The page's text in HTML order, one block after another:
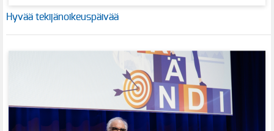
Hyvää tekijänoikeuspäivää